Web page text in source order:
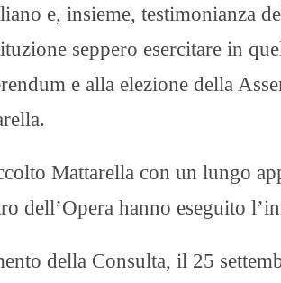
e, insieme, testimonianza
seppero esercitare in
e alla elezione della
Mattarella con un lungo
dell’Opera hanno eseguito
della Consulta, il 25